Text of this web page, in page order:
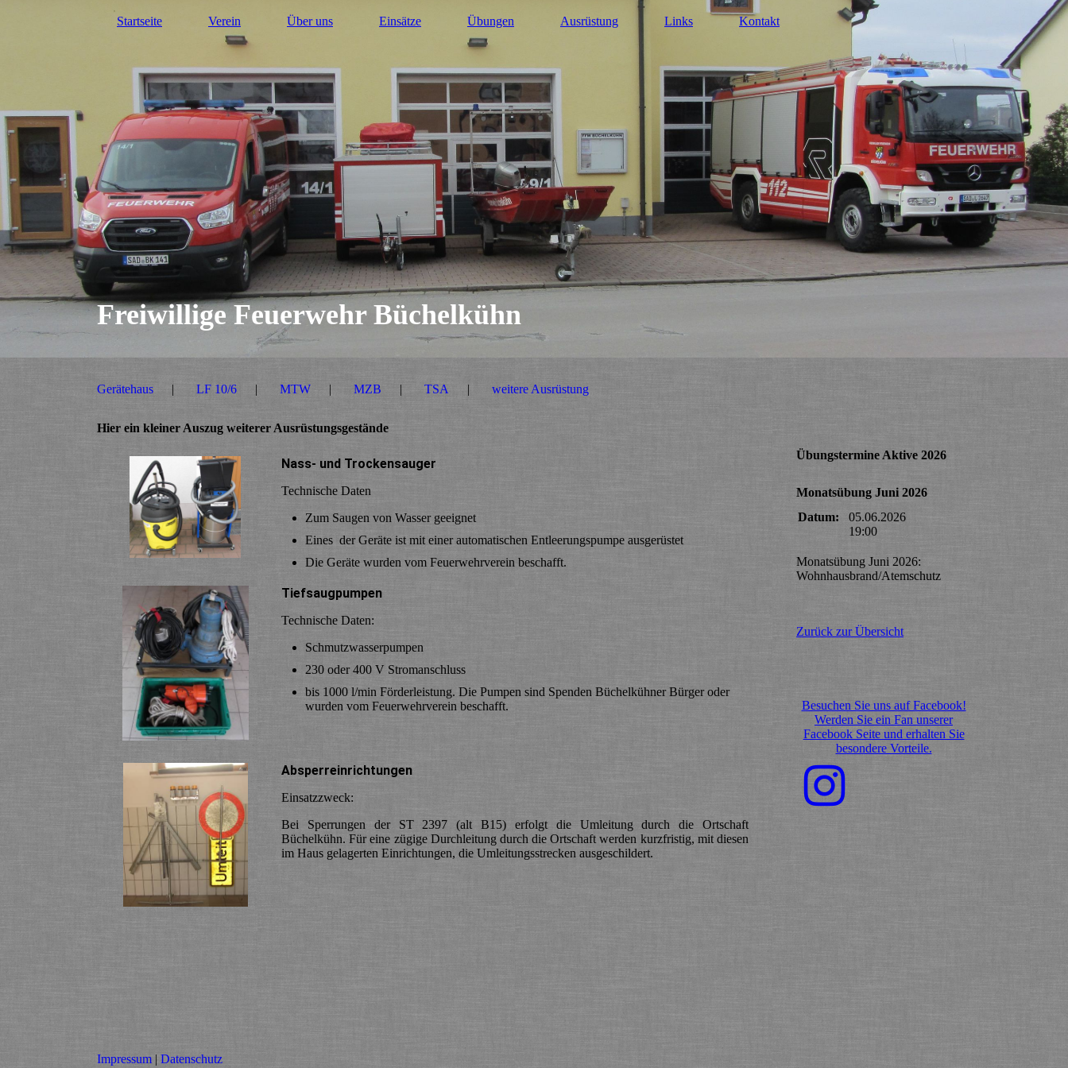
Startseite Verein Über uns Einsätze Übungen Ausrüstung Links Kontakt
Freiwillige Feuerwehr Büchelkühn
Gerätehaus LF 10/6 MTW MZB TSA weitere Ausrüstung
Hier ein kleiner Auszug weiterer Ausrüstungsgestände
Nass- und Trockensauger
Technische Daten
Zum Saugen von Wasser geeignet
Eines der Geräte ist mit einer automatischen Entleerungspumpe ausgerüstet
Die Geräte wurden vom Feuerwehrverein beschafft.
Tiefsaugpumpen
Technische Daten:
Schmutzwasserpumpen
230 oder 400 V Stromanschluss
bis 1000 l/min Förderleistung. Die Pumpen sind Spenden Büchelkühner Bürger oder
wurden vom Feuerwehrverein beschafft.
Absperreinrichtungen
Einsatzzweck:
Bei Sperrungen der ST 2397 (alt B15) erfolgt die Umleitung durch die Ortschaft
Büchelkühn. Für eine zügige Durchleitung durch die Ortschaft werden kurzfristig, mit diesen
im Haus gelagerten Einrichtungen, die Umleitungsstrecken ausgeschildert.
Übungstermine Aktive 2026
Monatsübung Juni 2026
Datum:
05.06.2026
19:00
Monatsübung Juni 2026:
Wohnhausbrand/Atemschutz
Zurück zur Übersicht
Besuchen Sie uns auf Facebook!
Werden Sie ein Fan unserer
Facebook Seite und erhalten Sie
besondere Vorteile.
Impressum | Datenschutz